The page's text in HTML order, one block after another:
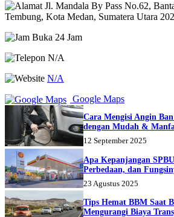
Jl. Mandala By Pass No.62,
Tembung, Kota Medan, Sumatera Utara
Buka 24 Jam
N/A
N/A
Google Maps
Cara Mengisi Angin
dengan Mudah &
12 September 2025
Apa Kepanjangan
Perbedaan, dan
23 Agustus 2025
Tips Hemat BBM Saat
Mengurangi Biaya